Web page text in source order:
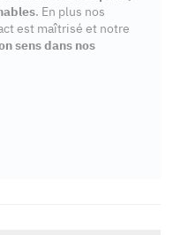
. En plus nos
est maîtrisé et notre
sens dans nos